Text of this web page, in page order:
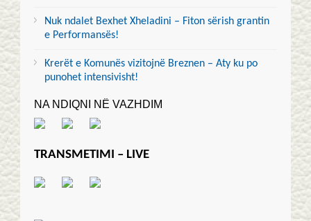
Nuk ndalet Bexhet Xheladini – Fiton sërish grantin
e Performansës!
Krerët e Komunës vizitojnë Breznen – Aty ku po
punohet intensivisht!
NA NDIQNI NË VAZHDIM
TRANSMETIMI – LIVE